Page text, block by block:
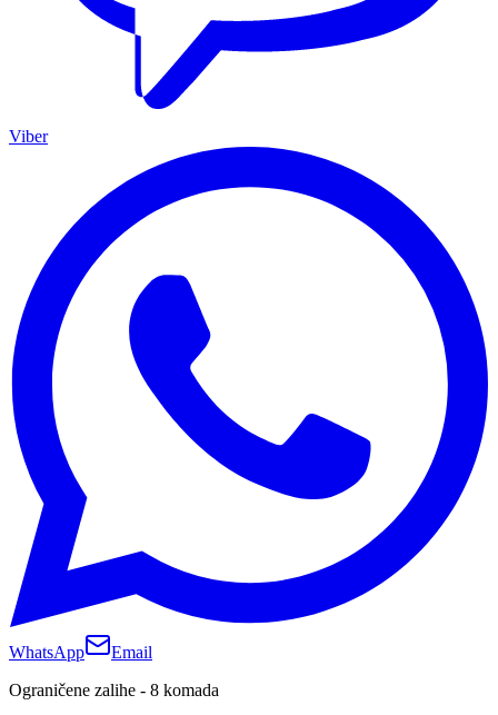
Viber
WhatsApp
Email
Ograničene zalihe - 8 komada